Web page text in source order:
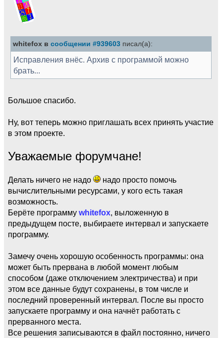
whitefox в сообщении #939603 писал(а):
Исправления внёс. Архив с программой можно
брать...
Большое спасибо.
Ну, вот теперь можно приглашать всех принять участие
в этом проекте.
Уважаемые форумчане!
Делать ничего не надо
надо просто помочь
вычислительными ресурсами, у кого есть такая
возможность.
Берёте программу whitefox, выложенную в
предыдущем посте, выбираете интервал и запускаете
программу.
Замечу очень хорошую особенность программы: она
может быть прервана в любой момент любым
способом (даже отключением электричества) и при
этом все данные будут сохранены, в том числе и
последний проверенный интервал. После вы просто
запускаете программу и она начнёт работать с
прерванного места.
Все решения записываются в файл постоянно, ничего